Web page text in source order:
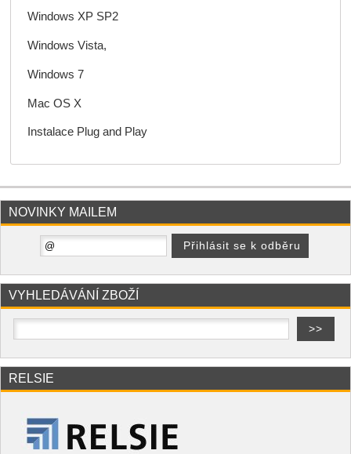
Windows XP SP2
Windows Vista,
Windows 7
Mac OS X
Instalace Plug and Play
NOVINKY MAILEM
VYHLEDÁVÁNÍ ZBOŽÍ
RELSIE